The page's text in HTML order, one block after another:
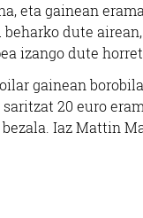
eta gainean
dute
izango dute
gainean
20 euro
Iaz Mattin